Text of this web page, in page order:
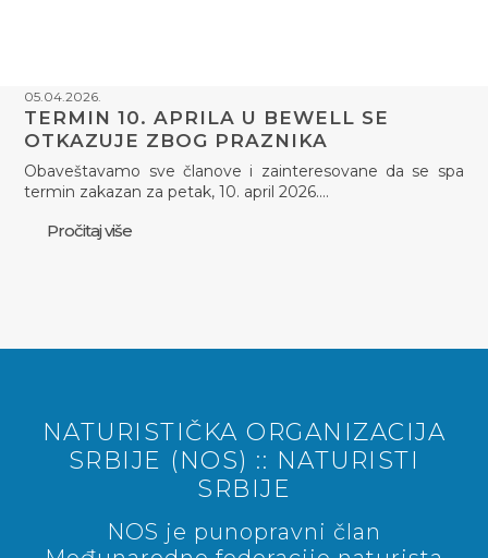
05.04.2026.
TERMIN 10. APRILA U BEWELL SE
OTKAZUJE ZBOG PRAZNIKA
Obaveštavamo sve članove i zainteresovane da se spa
termin zakazan za petak, 10. april 2026.…
Pročitaj više
NATURISTIČKA ORGANIZACIJA
SRBIJE (NOS) :: NATURISTI
SRBIJE
NOS je punopravni član